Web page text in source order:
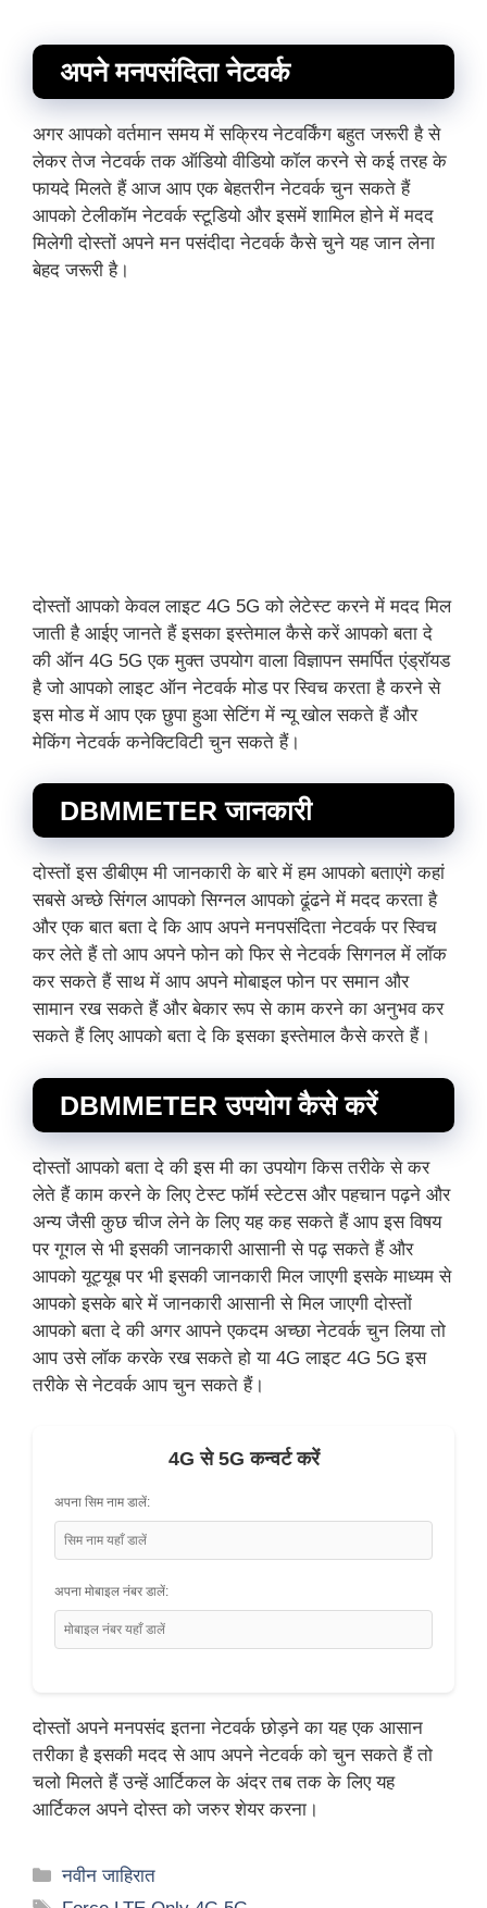
अपने मनपसंदिता नेटवर्क
अगर आपको वर्तमान समय में सक्रिय नेटवर्किंग बहुत जरूरी है से
लेकर तेज नेटवर्क तक ऑडियो वीडियो कॉल करने से कई तरह के
फायदे मिलते हैं आज आप एक बेहतरीन नेटवर्क चुन सकते हैं
आपको टेलीकॉम नेटवर्क स्टूडियो और इसमें शामिल होने में मदद
मिलेगी दोस्तों अपने मन पसंदीदा नेटवर्क कैसे चुने यह जान लेना
बेहद जरूरी है।
दोस्तों आपको केवल लाइट 4G 5G को लेटेस्ट करने में मदद मिल
जाती है आईए जानते हैं इसका इस्तेमाल कैसे करें आपको बता दे
की ऑन 4G 5G एक मुक्त उपयोग वाला विज्ञापन समर्पित एंड्रॉयड
है जो आपको लाइट ऑन नेटवर्क मोड पर स्विच करता है करने से
इस मोड में आप एक छुपा हुआ सेटिंग में न्यू खोल सकते हैं और
मेकिंग नेटवर्क कनेक्टिविटी चुन सकते हैं।
DBMMETER जानकारी
दोस्तों इस डीबीएम मी जानकारी के बारे में हम आपको बताएंगे कहां
सबसे अच्छे सिंगल आपको सिग्नल आपको ढूंढने में मदद करता है
और एक बात बता दे कि आप अपने मनपसंदिता नेटवर्क पर स्विच
कर लेते हैं तो आप अपने फोन को फिर से नेटवर्क सिगनल में लॉक
कर सकते हैं साथ में आप अपने मोबाइल फोन पर समान और
सामान रख सकते हैं और बेकार रूप से काम करने का अनुभव कर
सकते हैं लिए आपको बता दे कि इसका इस्तेमाल कैसे करते हैं।
DBMMETER उपयोग कैसे करें
दोस्तों आपको बता दे की इस मी का उपयोग किस तरीके से कर
लेते हैं काम करने के लिए टेस्ट फॉर्म स्टेटस और पहचान पढ़ने और
अन्य जैसी कुछ चीज लेने के लिए यह कह सकते हैं आप इस विषय
पर गूगल से भी इसकी जानकारी आसानी से पढ़ सकते हैं और
आपको यूट्यूब पर भी इसकी जानकारी मिल जाएगी इसके माध्यम से
आपको इसके बारे में जानकारी आसानी से मिल जाएगी दोस्तों
आपको बता दे की अगर आपने एकदम अच्छा नेटवर्क चुन लिया तो
आप उसे लॉक करके रख सकते हो या 4G लाइट 4G 5G इस
तरीके से नेटवर्क आप चुन सकते हैं।
4G से 5G कन्वर्ट करें
अपना सिम नाम डालें:
अपना मोबाइल नंबर डालें:
दोस्तों अपने मनपसंद इतना नेटवर्क छोड़ने का यह एक आसान
तरीका है इसकी मदद से आप अपने नेटवर्क को चुन सकते हैं तो
चलो मिलते हैं उन्हें आर्टिकल के अंदर तब तक के लिए यह
आर्टिकल अपने दोस्त को जरुर शेयर करना।
Categories
नवीन जाहिरात